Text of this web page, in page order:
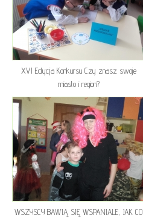
XVI Edycja Konkursu Czy znasz swoje
miasto i region?
WSZYSCY BAWIĄ SIĘ WSPANIALE, JAK CO